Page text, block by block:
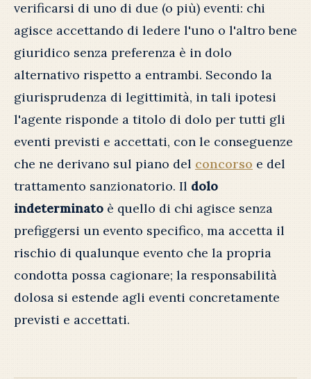
verificarsi di uno di due (o più) eventi: chi
agisce accettando di ledere l'uno o l'altro bene
giuridico senza preferenza è in dolo
alternativo rispetto a entrambi. Secondo la
giurisprudenza di legittimità, in tali ipotesi
l'agente risponde a titolo di dolo per tutti gli
eventi previsti e accettati, con le conseguenze
che ne derivano sul piano del concorso e del
trattamento sanzionatorio. Il dolo
indeterminato è quello di chi agisce senza
prefiggersi un evento specifico, ma accetta il
rischio di qualunque evento che la propria
condotta possa cagionare; la responsabilità
dolosa si estende agli eventi concretamente
previsti e accettati.